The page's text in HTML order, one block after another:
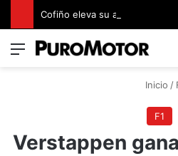
Menú
Inicio /
F1
Verstappen